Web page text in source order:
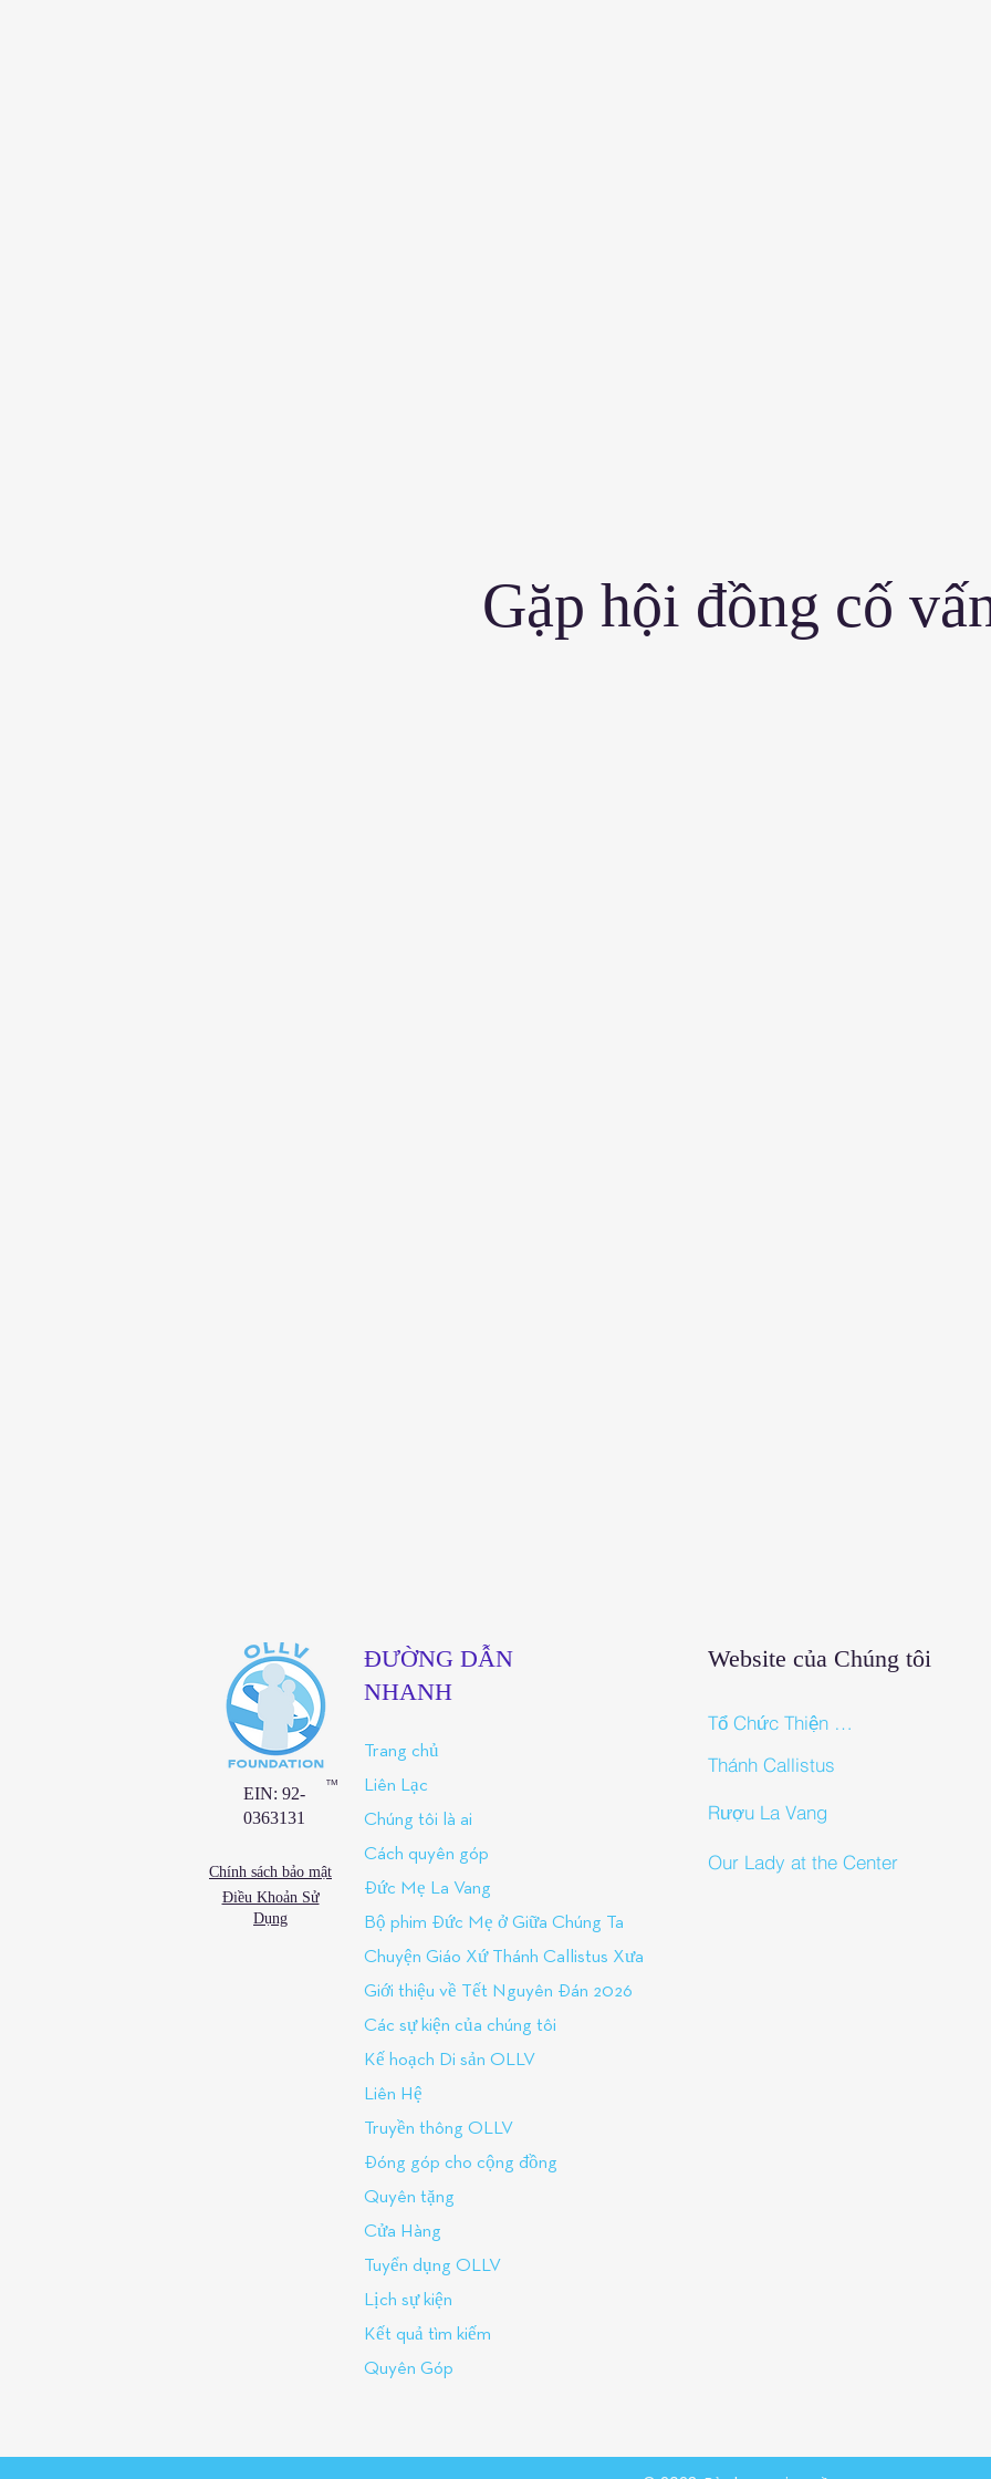
Gặp hội đồng cố
EIN: 92-
0363131
Chính sách bảo mật
Điều Khoản Sử
Dụng
ĐƯỜNG DẪN
NHANH
Trang chủ
Liên Lạc
Chúng tôi là ai
Cách quyên góp
Đức Mẹ La Vang
Bộ phim Đức Mẹ ở Giữa Chúng Ta
Chuyện Giáo Xứ Thánh Callistus Xưa
Giới thiệu về Tết Nguyên Đán 2026
Các sự kiện của chúng tôi
Kế hoạch Di sản OLLV
Liên Hệ
Truyền thông OLLV
Đóng góp cho cộng đồng
Quyên tặng
Cửa Hàng
Tuyển dụng OLLV
Lịch sự kiện
Kết quả tìm kiếm
Quyên Góp
™
Website của Chúng tôi
Thánh Callistus
Tổ Chức Thiện Nguyện Đức Mẹ La Vang
Rượu La Vang
Our Lady at the Center